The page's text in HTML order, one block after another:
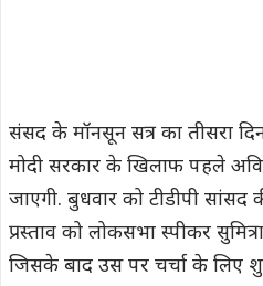
संसद के मॉनसून सत्र का तीसरा
मोदी सरकार के खिलाफ पहले
जाएगी. बुधवार को टीडीपी
प्रस्ताव को लोकसभा स्पीकर
जिसके बाद उस पर चर्चा के लिए